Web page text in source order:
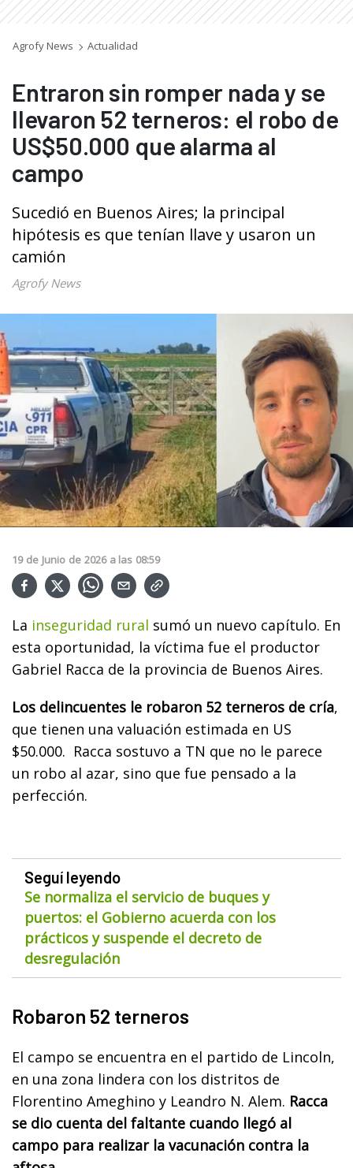
Agrofy News Actualidad
Entraron sin romper nada y se
llevaron 52 terneros: el robo de
US$50.000 que alarma al
campo
Sucedió en Buenos Aires; la principal
hipótesis es que tenían llave y usaron un
camión
Agrofy News
19 de Junio de 2026 a las 08:59
La inseguridad rural sumó un nuevo capítulo. En
esta oportunidad, la víctima fue el productor
Gabriel Racca de la provincia de Buenos Aires.
Los delincuentes le robaron 52 terneros de cría,
que tienen una valuación estimada en US
$50.000. Racca sostuvo a TN que no le parece
un robo al azar, sino que fue pensado a la
perfección.
Seguí leyendo
Se normaliza el servicio de buques y
puertos: el Gobierno acuerda con los
prácticos y suspende el decreto de
desregulación
Robaron 52 terneros
El campo se encuentra en el partido de Lincoln,
en una zona lindera con los distritos de
Florentino Ameghino y Leandro N. Alem. Racca
se dio cuenta del faltante cuando llegó al
campo para realizar la vacunación contra la